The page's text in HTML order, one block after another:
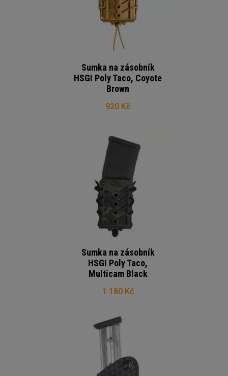
Sumka na zásobník
HSGI Poly Taco, Coyote
Brown
920 Kč
Sumka na zásobník
HSGI Poly Taco,
Multicam Black
1 180 Kč